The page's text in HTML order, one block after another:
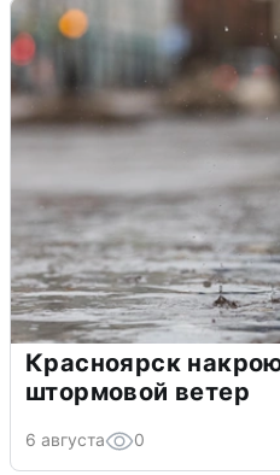
Красноярск
штормовой ветер
6 августа 0